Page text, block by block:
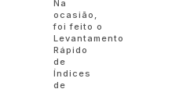
Na
ocasião,
foi feito o
Levantamento
Rápido
de
Índices
de